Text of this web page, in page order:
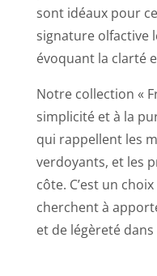
sont idéaux pour
signature olfactive
évoquant la clarté
Notre collection «
simplicité et à la
qui rappellent les
verdoyants, et les
côte. C’est un
cherchent à
et de légèreté